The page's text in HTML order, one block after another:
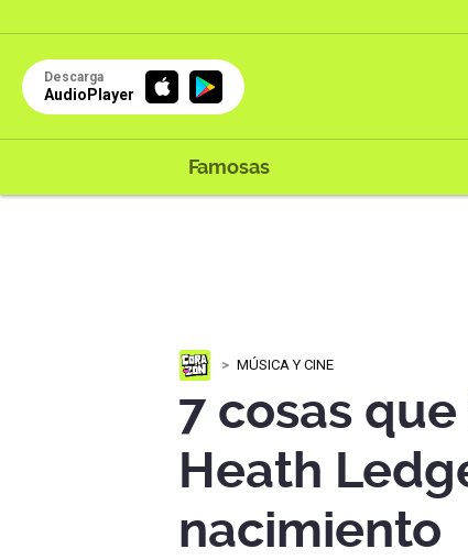
Descarga
AudioPlayer
Famosas
MÚSICA Y CINE
7 cosas
Heath
nacimiento